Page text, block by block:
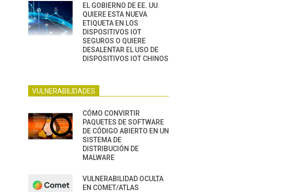
EL GOBIERNO DE EE. UU.
QUIERE ESTA NUEVA
ETIQUETA EN LOS
DISPOSITIVOS IOT
SEGUROS O QUIERE
DESALENTAR EL USO DE
DISPOSITIVOS IOT CHINOS
VULNERABILIDADES
CÓMO CONVIRTIR
PAQUETES DE SOFTWARE
DE CÓDIGO ABIERTO EN UN
SISTEMA DE
DISTRIBUCIÓN DE
MALWARE
VULNERABILIDAD OCULTA
EN COMET/ATLAS